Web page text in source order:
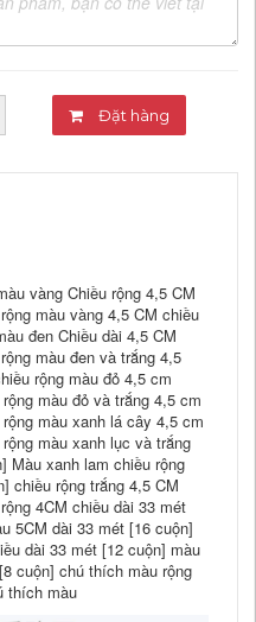
Đặt hàng
vàng Chiều rộng 4,5 CM
màu vàng 4,5 CM chiều
đen Chiều dài 4,5 CM
màu đen và trắng 4,5
rộng màu đỏ 4,5 cm
màu đỏ và trắng 4,5 cm
màu xanh lá cây 4,5 cm
màu xanh lục và trắng
Màu xanh lam chiều rộng
chiều rộng trắng 4,5 CM
4CM chiều dài 33 mét
5CM dài 33 mét [16 cuộn]
dài 33 mét [12 cuộn] màu
cuộn] chú thích màu rộng
thích màu